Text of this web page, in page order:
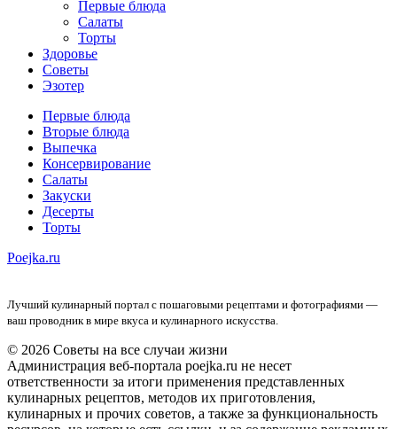
Первые блюда
Салаты
Торты
Здоровье
Советы
Эзотер
Первые блюда
Вторые блюда
Выпечка
Консервирование
Салаты
Закуски
Десерты
Торты
Poejka.ru
Лучший кулинарный портал с пошаговыми рецептами и фотографиями —
ваш проводник в мире вкуса и кулинарного искусства.
© 2026 Советы на все случаи жизни
Администрация веб-портала poejka.ru не несет
ответственности за итоги применения представленных
кулинарных рецептов, методов их приготовления,
кулинарных и прочих советов, а также за функциональность